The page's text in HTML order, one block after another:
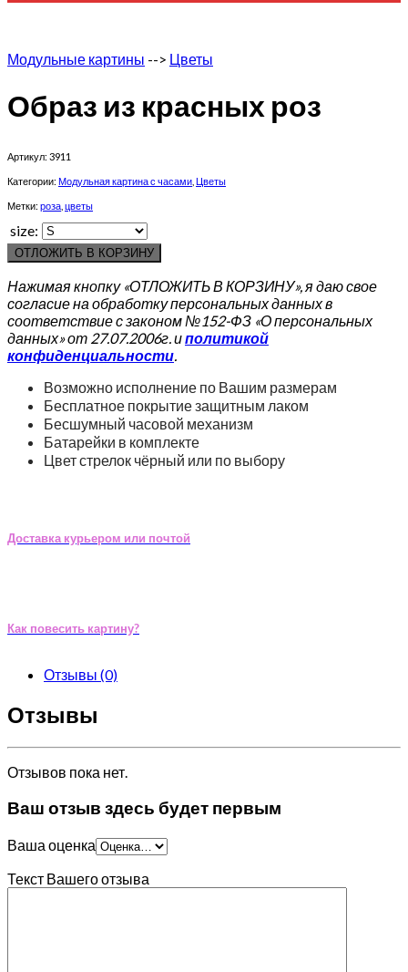
Модульные картины --> Цветы
Образ из красных роз
Артикул: 3911
Категории: Модульная картина с часами Цветы
Метки: роза цветы
size:
ОТЛОЖИТЬ В КОРЗИНУ
Нажимая кнопку «ОТЛОЖИТЬ В КОРЗИНУ», я даю свое
согласие на обработку персональных данных в
соответствие с законом №152-ФЗ «О персональных
данных» от 27.07.2006г. иполитикой
конфиденциальности.
Возможно исполнение по Вашим размерам
Бесплатное покрытие защитным лаком
Бесшумный часовой механизм
Батарейки в комплекте
Цвет стрелок чёрный или по выбору
Доставка курьером или почтой
Как повесить картину?
Отзывы (0)
Отзывы
Отзывов пока нет.
Ваш отзыв здесь будет первым
Ваша оценка
Текст Вашего отзыва